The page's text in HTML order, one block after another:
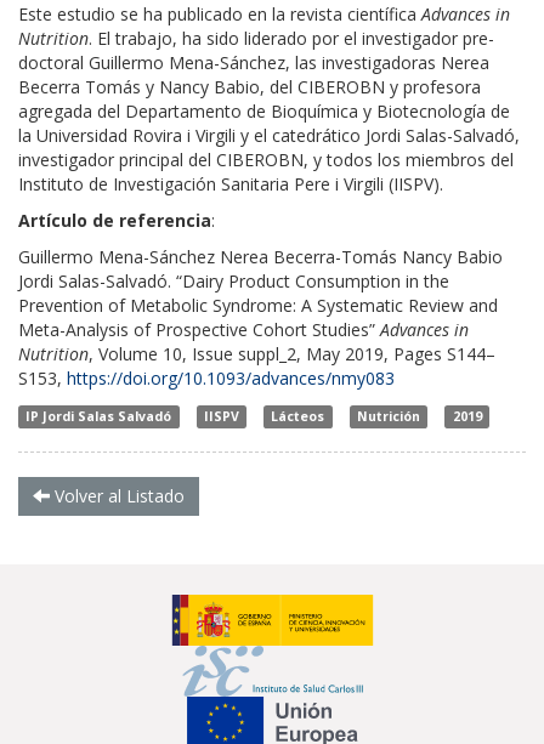
Este estudio se ha publicado en la revista científicaAdvances in
Nutrition. El trabajo, ha sido liderado por el investigador pre-
doctoral Guillermo Mena-Sánchez, las investigadoras Nerea
Becerra Tomás y Nancy Babio, del CIBEROBN y profesora
agregada del Departamento de Bioquímica y Biotecnología de
la Universidad Rovira i Virgili y el catedrático Jordi Salas-Salvadó,
investigador principal del CIBEROBN, y todos los miembros del
Instituto de Investigación Sanitaria Pere i Virgili (IISPV).
Artículo de referencia:
Guillermo Mena-Sánchez Nerea Becerra-Tomás Nancy Babio
Jordi Salas-Salvadó. “Dairy Product Consumption in the
Prevention of Metabolic Syndrome: A Systematic Review and
Meta-Analysis of Prospective Cohort Studies”Advances in
Nutrition, Volume 10, Issue suppl_2, May 2019, Pages S144–
S153, https://doi.org/10.1093/advances/nmy083
IP Jordi Salas Salvadó IISPV Lácteos Nutrición 2019
Volver al Listado